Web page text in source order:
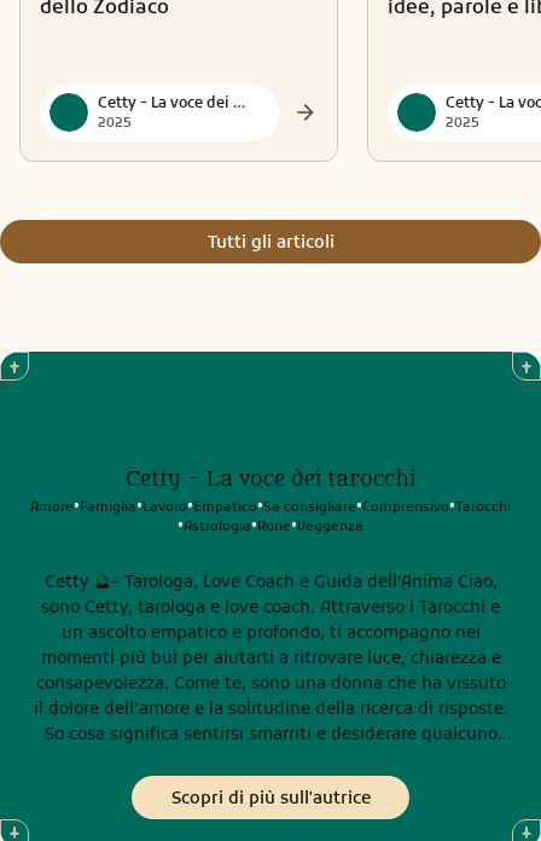
dello Zodiaco
Cetty - La voce dei tarocchi
2025
idee, parole e
2025
Tutti gli articoli
Cetty - La voce dei tarocchi
Amore•Famiglia•Lavoro•Empatico•Sa consigliare•Comprensivo•Tarocchi
•Astrologia•Rune•Veggenza
Cetty 🔮– Tarologa, Love Coach e Guida dell’Anima Ciao,
sono Cetty, tarologa e love coach. Attraverso i Tarocchi e
un ascolto empatico e profondo, ti accompagno nei
momenti più bui per aiutarti a ritrovare luce, chiarezza e
consapevolezza. Come te, sono una donna che ha vissuto
il dolore dell’amore e la solitudine della ricerca di risposte.
So cosa significa sentirsi smarriti e desiderare qualcuno
questo che troverai in me: presenza autentica,
professionalità, connessione profonda e rispetto per il tuo
Scopri di più sull'autrice